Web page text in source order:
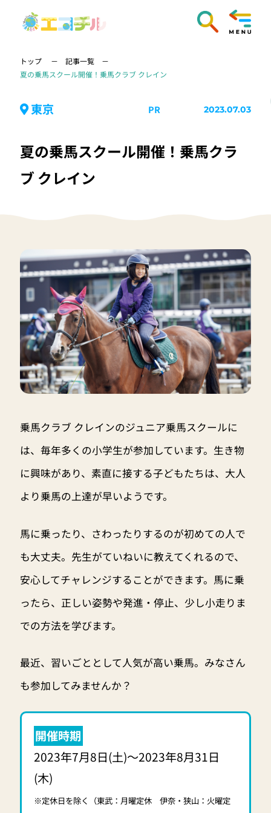
トップ
記事一覧
夏の乗馬スクール開催！乗馬クラブ クレイン
東京 PR 2023.07.03
夏の乗馬スクール開催！乗馬クラ
ブ クレイン
乗馬クラブ クレインのジュニア乗馬スクールに
は、毎年多くの小学生が参加しています。生き物
に興味があり、素直に接する子どもたちは、大人
より乗馬の上達が早いようです。
馬に乗ったり、さわったりするのが初めての人で
も大丈夫。先生がていねいに教えてくれるので、
安心してチャレンジすることができます。馬に乗
ったら、正しい姿勢や発進・停止、少し小走りま
での方法を学びます。
最近、習いごととして人気が高い乗馬。みなさん
も参加してみませんか？
開催時期
2023年7月8日(土)〜2023年8月31日
(木)
※定休日を除く（東武：月曜定休 伊奈・狭山：火曜定